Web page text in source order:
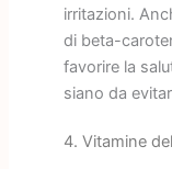
irritazioni.
di beta-
favorire la
siano da
4. Vitamine